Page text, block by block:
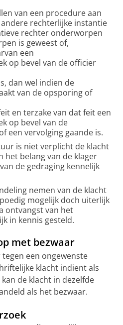
van een procedure aan
rechterlijke instantie
rechter onderworpen
is geweest of,
een
op bevel van de officier
dan wel indien de
van de opsporing of
en terzake van dat feit een
op bevel van de
een vervolging gaande is.
is niet verplicht de klacht
het belang van de klager
de gedraging kennelijk
nemen van de klacht
mogelijk doch uiterlijk
ontvangst van het
in kennis gesteld.
met bezwaar
een ongewenste
klacht indient als
de klacht in dezelfde
als het bezwaar.